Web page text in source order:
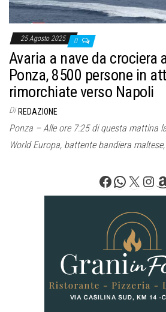
25 Agosto 2025 0
Avaria a nave da crociera
Ponza, 8500 persone in
rimorchiate verso Napoli
Di REDAZIONE
Ponza – Alle ore 7:25 di questa mattina
World Europa, battente bandiera
Facebook
X